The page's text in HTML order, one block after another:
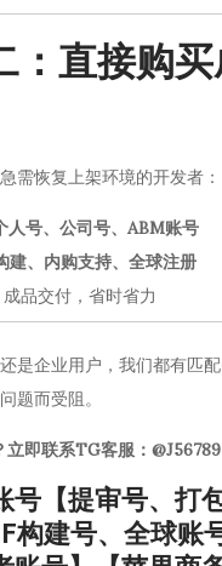
：直接购
需恢复上架环境的开发者：
人号、公司号、ABM账号
、内购支持、全球注册
品交付，省时省力
是企业用户，我们都有匹
题而受阻。
即联系TG客服：@J56789
号【提审号、打
构建号、全球账